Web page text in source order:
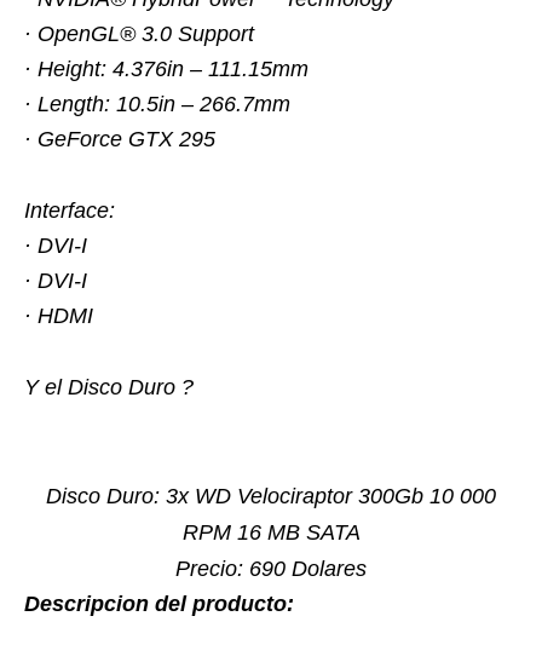
· OpenGL® 3.0 Support
· Height: 4.376in – 111.15mm
· Length: 10.5in – 266.7mm
· GeForce GTX 295
Interface:
· DVI-I
· DVI-I
· HDMI
Y el Disco Duro ?
Disco Duro: 3x WD Velociraptor 300Gb 10 000
RPM 16 MB SATA
Precio: 690 Dolares
Descripcion del producto: